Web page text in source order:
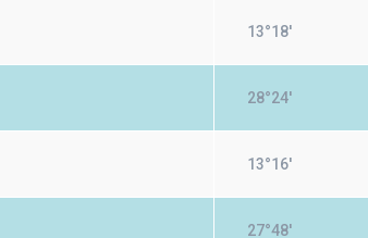
13°18'
28°24'
13°16'
27°48'